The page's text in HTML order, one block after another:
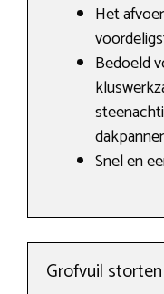
Het
Bedoeld
Snel en
Grofvuil